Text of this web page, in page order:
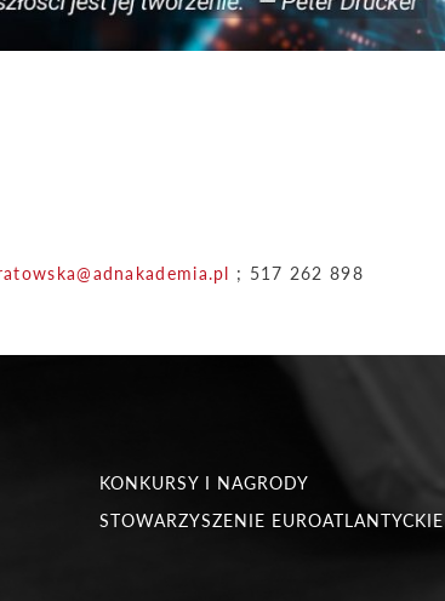
; 517 262 898
KONKURSY I NAGRODY
STOWARZYSZENIE EUROATLANTYCKIE